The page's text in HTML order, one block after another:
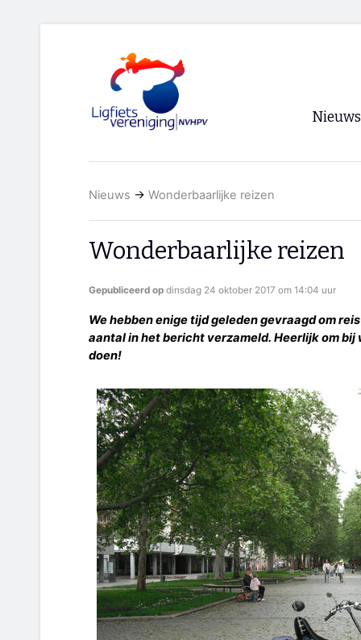
Nieuws
Nieuws → Wonderbaarlijke reizen
Wonderbaarlijke reizen
Gepubliceerd op dinsdag 24 oktober 2017 om 14:04 uur
We hebben enige tijd geleden gevraagd om
aantal in het bericht verzameld. Heerlijk om
doen!